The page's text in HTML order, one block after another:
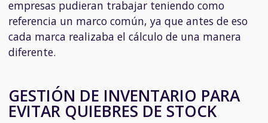
empresas pudieran trabajar teniendo como
referencia un marco común, ya que antes de eso
cada marca realizaba el cálculo de una manera
diferente.
GESTIÓN DE INVENTARIO PARA
EVITAR QUIEBRES DE STOCK